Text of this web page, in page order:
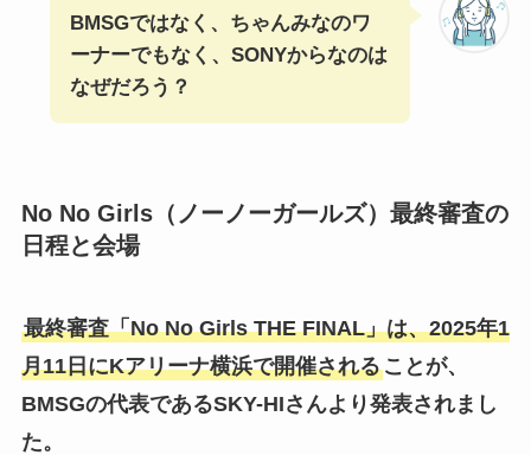
BMSGではなく、ちゃんみなのワ
ーナーでもなく、SONYからなのは
なぜだろう？
No No Girls（ノーノーガールズ）最終審査の
日程と会場
最終審査「No No Girls THE FINAL」は、2025年1
月11日にKアリーナ横浜で開催されることが、
BMSGの代表であるSKY-HIさんより発表されまし
た。